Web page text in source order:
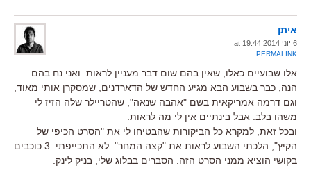
איתן
6 יוני 2014 at 19:44
PERMALINK
אלו שבועיים כאלו, שאין בהם שום דבר מעניין לראות. ואני נח בהם.
הנה, כבר בשבוע הבא מגיע החדש של הדארדנים, שמסקרן אותי מאוד,
וגם דרמה אמריקאית בשם "אהבה שנאה", שהטריילר שלה הזיז לי
משהו בלב. אבל בינתיים אין לי מה לראות.
ובכל זאת, למקרא כל הביקורות שהבטיחו לי את "הסרט הכיפי של
הקיץ", הלכתי השבוע לראות את "קצה המחר". לא התכייפתי. 3 כוכבים
בקושי הוציא ממני הסרט הזה. הסברים בבלוג שלי, בניק לינק.